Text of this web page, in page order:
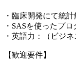
・臨床開発にて統
・SASを使ったプ
・英語力：（ビジ
【歓迎要件】